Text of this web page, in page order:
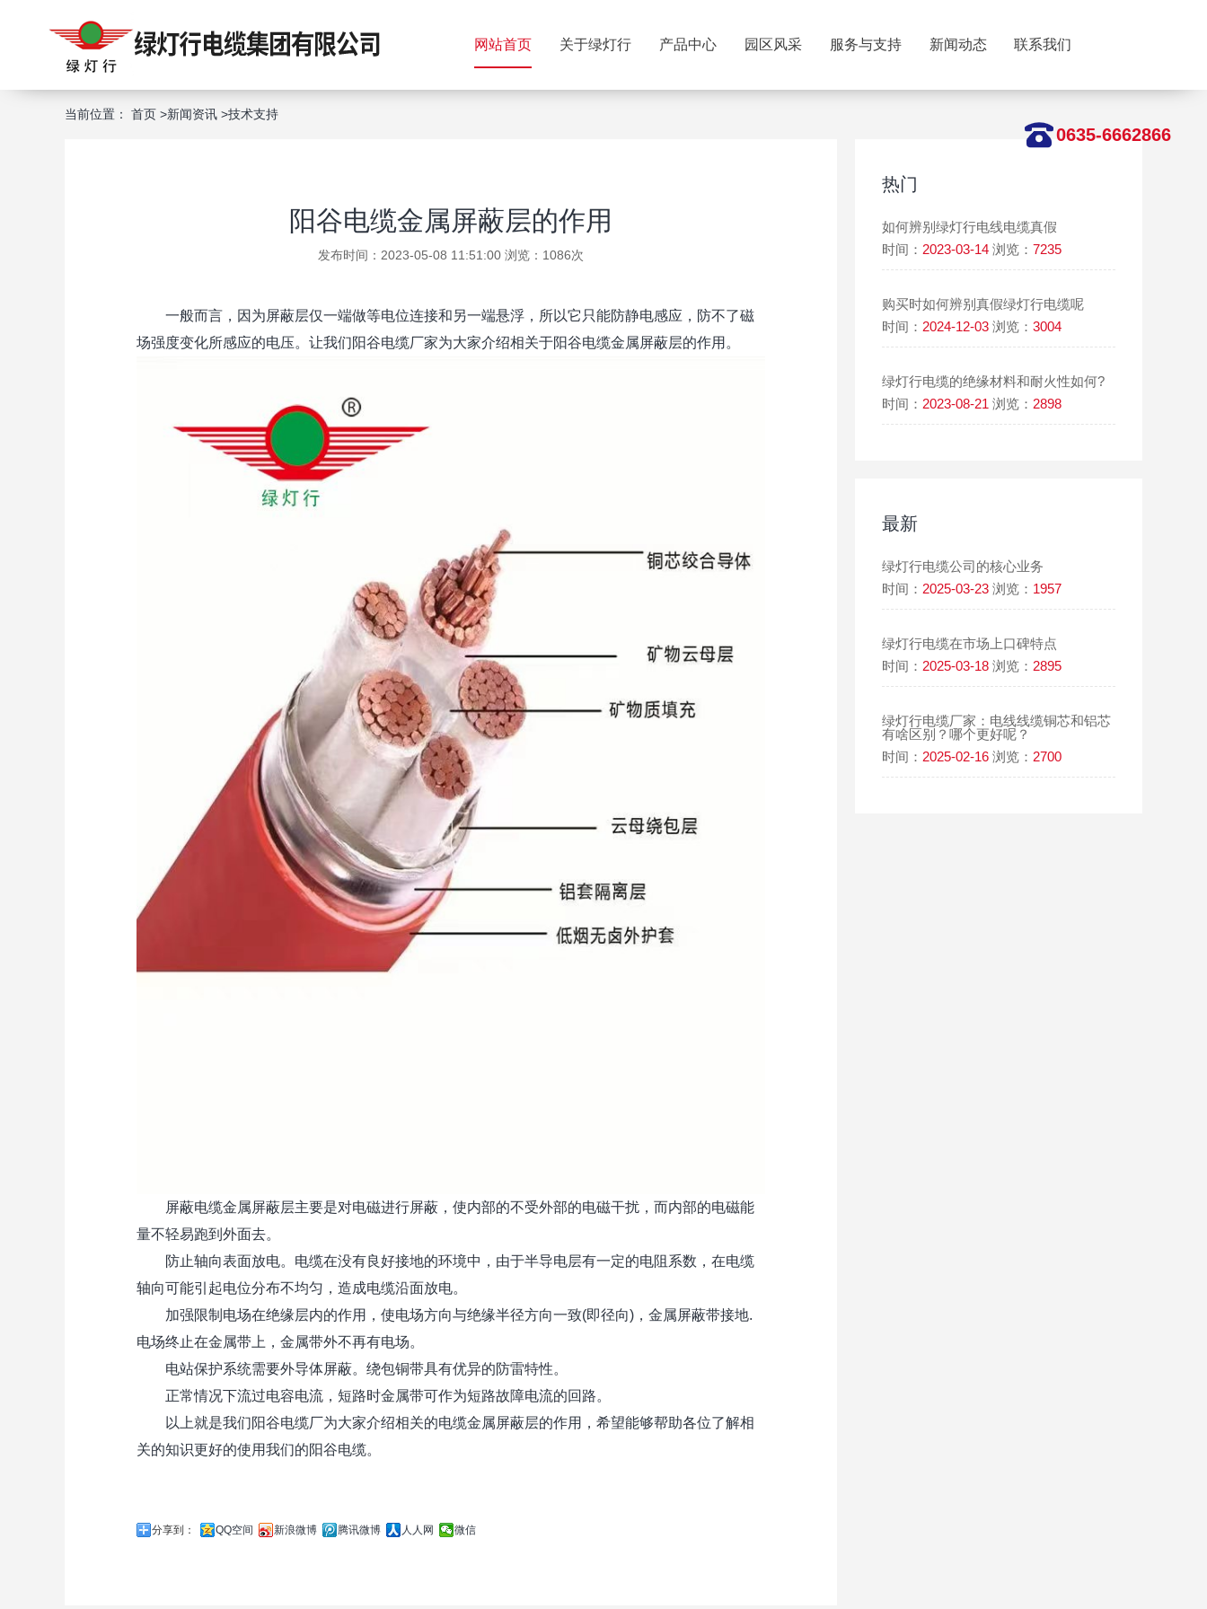
网站首页 关于绿灯行 产品中心 园区风采 服务与支持 新闻动态 联系我们
0635-6662866
当前位置： 首页 >新闻资讯 >技术支持
阳谷电缆金属屏蔽层的作用
发布时间：2023-05-08 11:51:00 浏览：1086次
一般而言，因为屏蔽层仅一端做等电位连接和另一端悬浮，所以它只能防静电感应，防不了磁
场强度变化所感应的电压。让我们阳谷电缆厂家为大家介绍相关于阳谷电缆金属屏蔽层的作用。
屏蔽电缆金属屏蔽层主要是对电磁进行屏蔽，使内部的不受外部的电磁干扰，而内部的电磁能
量不轻易跑到外面去。
防止轴向表面放电。电缆在没有良好接地的环境中，由于半导电层有一定的电阻系数，在电缆
轴向可能引起电位分布不均匀，造成电缆沿面放电。
加强限制电场在绝缘层内的作用，使电场方向与绝缘半径方向一致(即径向)，金属屏蔽带接地.
电场终止在金属带上，金属带外不再有电场。
电站保护系统需要外导体屏蔽。绕包铜带具有优异的防雷特性。
正常情况下流过电容电流，短路时金属带可作为短路故障电流的回路。
以上就是我们阳谷电缆厂为大家介绍相关的电缆金属屏蔽层的作用，希望能够帮助各位了解相
关的知识更好的使用我们的阳谷电缆。
分享到： QQ空间 新浪微博 腾讯微博 人人网 微信
热门
如何辨别绿灯行电线电缆真假
时间： 2023-03-14 浏览： 7235
购买时如何辨别真假绿灯行电缆呢
时间： 2024-12-03 浏览： 3004
绿灯行电缆的绝缘材料和耐火性如何?
时间： 2023-08-21 浏览： 2898
最新
绿灯行电缆公司的核心业务
时间： 2025-03-23 浏览： 1957
绿灯行电缆在市场上口碑特点
时间： 2025-03-18 浏览： 2895
绿灯行电缆厂家：电线线缆铜芯和铝芯
有啥区别？哪个更好呢？
时间： 2025-02-16 浏览： 2700